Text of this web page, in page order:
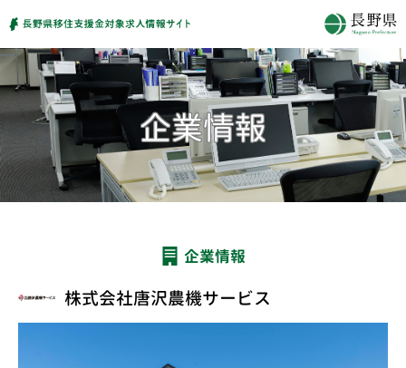
企業情報
株式会社唐沢農機サービス